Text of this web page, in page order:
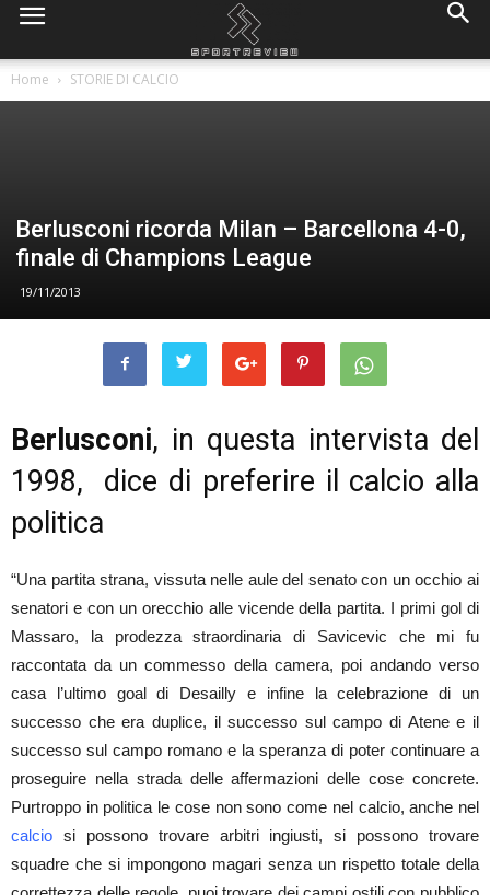
Home STORIE DI CALCIO
Berlusconi ricorda Milan – Barcellona 4-0,
finale di Champions League
19/11/2013
Berlusconi, in questa intervista del
1998, dice di preferire il calcio alla
politica
“Una partita strana, vissuta nelle aule del senato con un occhio ai
senatori e con un orecchio alle vicende della partita. I primi gol di
Massaro, la prodezza straordinaria di Savicevic che mi fu
raccontata da un commesso della camera, poi andando verso
casa l’ultimo goal di Desailly e infine la celebrazione di un
successo che era duplice, il successo sul campo di Atene e il
successo sul campo romano e la speranza di poter continuare a
proseguire nella strada delle affermazioni delle cose concrete.
Purtroppo in politica le cose non sono come nel calcio, anche nel
calcio si possono trovare arbitri ingiusti, si possono trovare
squadre che si impongono magari senza un rispetto totale della